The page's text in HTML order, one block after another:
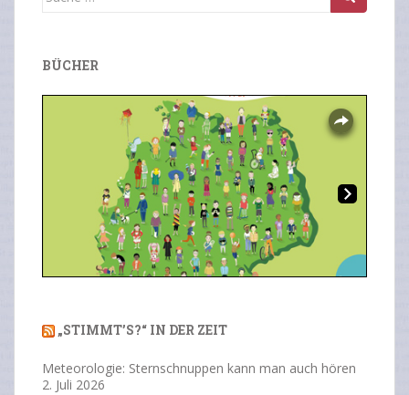
BÜCHER
Overlays
„STIMMT’S?“ IN DER ZEIT
Meteorologie: Sternschnuppen kann man auch hören
2. Juli 2026